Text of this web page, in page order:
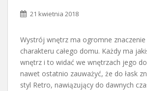
21 kwietnia 2018
Wystrój wnętrz ma ogromne
charakteru całego domu. Każdy ma
wnętrz i to widać we wnętrzach jego
nawet ostatnio zauważyć, że do łask
styl Retro, nawiązujący do dawnych